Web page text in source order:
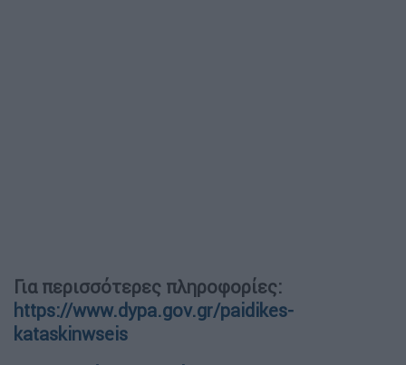
Για περισσότερες πληροφορίες:
https://www.dypa.gov.gr/paidikes-
kataskinwseis